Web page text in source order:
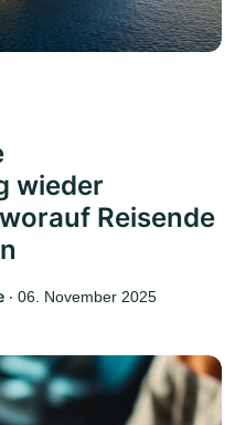
wieder
Reisende
‧ 06. November 2025